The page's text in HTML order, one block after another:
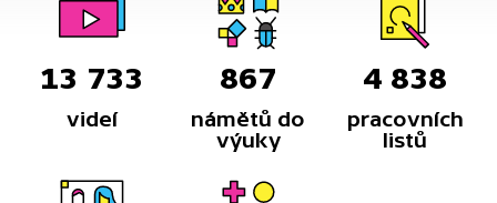
13 733
videí
867
námětů do
výuky
4 838
pracovních
listů